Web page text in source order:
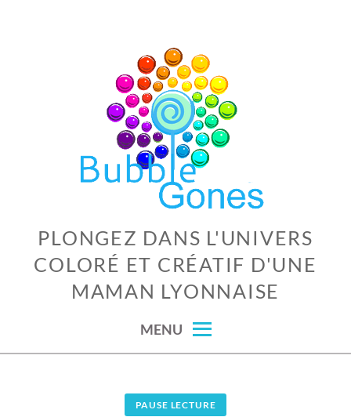
PLONGEZ DANS L'UNIVERS
COLORÉ ET CRÉATIF D'UNE
MAMAN LYONNAISE
MENU
PAUSE LECTURE